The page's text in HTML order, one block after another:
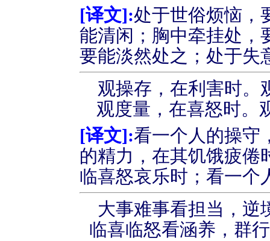
[译文]:处于世俗烦恼，
能清闲；胸中牵挂处，
要能淡然处之；处于失
观操存，在利害时。
观度量，在喜怒时。
[译文]:看一个人的操守
的精力，在其饥饿疲倦
临喜怒哀乐时；看一个
大事难事看担当，逆
临喜临怒看涵养，群